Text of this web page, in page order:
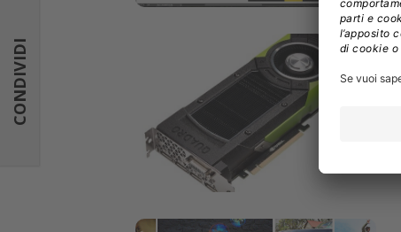
CONDIVIDI